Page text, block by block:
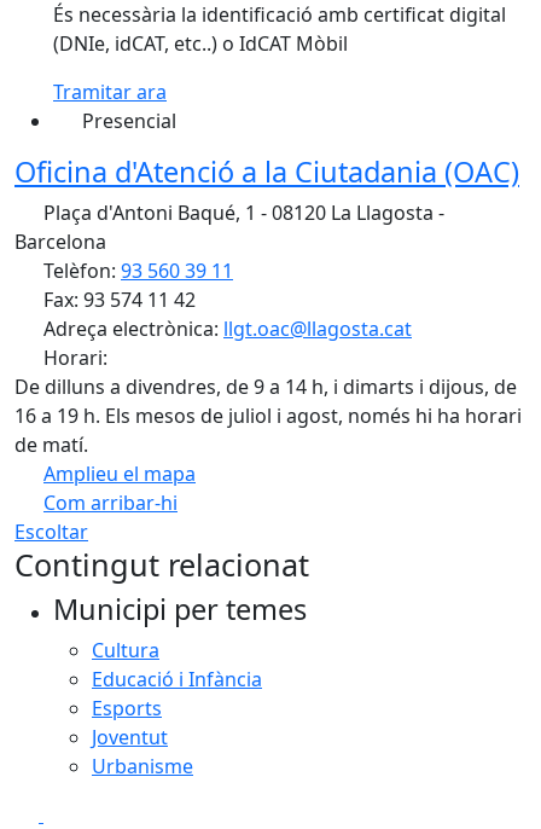
És necessària la identificació amb certificat digital
(DNIe, idCAT, etc..) o IdCAT Mòbil
Tramitar ara
Presencial
Oficina d'Atenció a la Ciutadania (OAC)
Plaça d'Antoni Baqué, 1 - 08120 La Llagosta -
Barcelona
Telèfon: 93 560 39 11
Fax: 93 574 11 42
Adreça electrònica: llgt.oac@llagosta.cat
Horari:
De dilluns a divendres, de 9 a 14 h, i dimarts i dijous, de
16 a 19 h. Els mesos de juliol i agost, només hi ha horari
de matí.
Amplieu el mapa
Com arribar-hi
+
−
Escoltar
Contingut relacionat
Municipi per temes
Cultura
Educació i Infància
Esports
Joventut
Urbanisme